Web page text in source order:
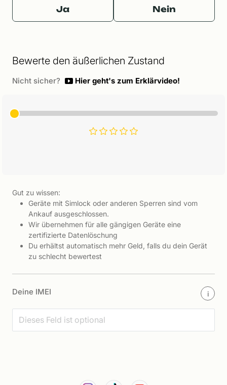
Ja Nein
Bewerte den äußerlichen Zustand
Nicht sicher? Hier geht's zum Erklärvideo!
Gut zu wissen:
Geräte mit Simlock oder anderen Sperren sind vom
Ankauf ausgeschlossen.
Wir übernehmen für alle gängigen Geräte eine
zertifizierte Datenlöschung
Du erhältst automatisch mehr Geld, falls du dein Gerät
zu schlecht bewertest
Deine IMEI i